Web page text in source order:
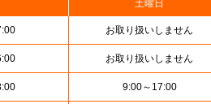
土曜日
お取り扱いしません
お取り扱いしません
9:00～17:00